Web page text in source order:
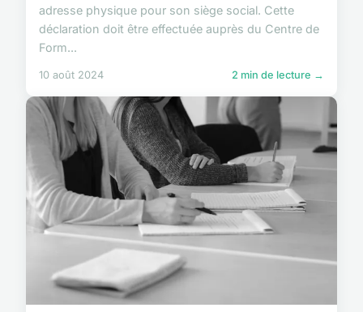
adresse physique pour son siège social. Cette
déclaration doit être effectuée auprès du Centre de
Form...
10 août 2024 2 min de lecture →